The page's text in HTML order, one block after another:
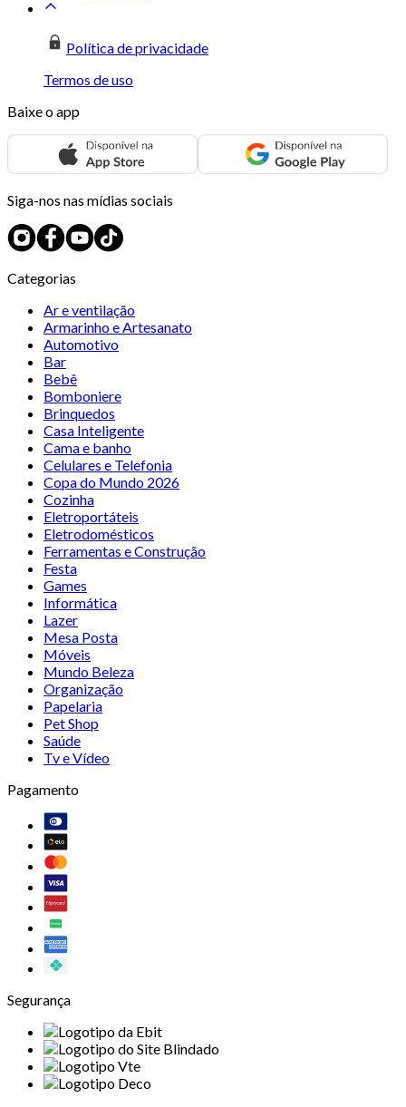
Política de privacidade
Termos de uso
Baixe o app
Siga-nos nas mídias sociais
Categorias
Ar e ventilação
Armarinho e Artesanato
Automotivo
Bar
Bebê
Bomboniere
Brinquedos
Casa Inteligente
Cama e banho
Celulares e Telefonia
Copa do Mundo 2026
Cozinha
Eletroportáteis
Eletrodomésticos
Ferramentas e Construção
Festa
Games
Informática
Lazer
Mesa Posta
Móveis
Mundo Beleza
Organização
Papelaria
Pet Shop
Saúde
Tv e Vídeo
Pagamento
Segurança